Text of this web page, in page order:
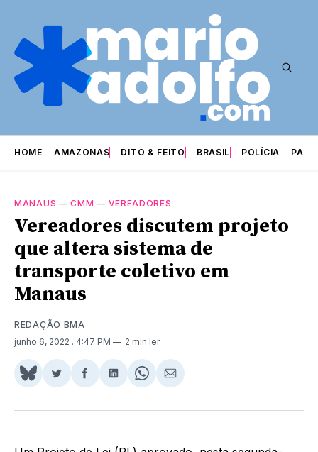
HOME AMAZONAS DITO & FEITO BRASIL POLÍCIA
MANAUS —CMM — VEREADORES
Vereadores discutem projeto
que altera sistema de
transporte coletivo em
Manaus
REDAÇÃO BMA
junho 6, 2022 . 4:47 PM 2 min ler
Share
BlueSky
Compartilhar
Twitter
Compartilhar
Facebook
Compartilhar
LinkedIn
Share
WhatsApp
Compartilhar
Email